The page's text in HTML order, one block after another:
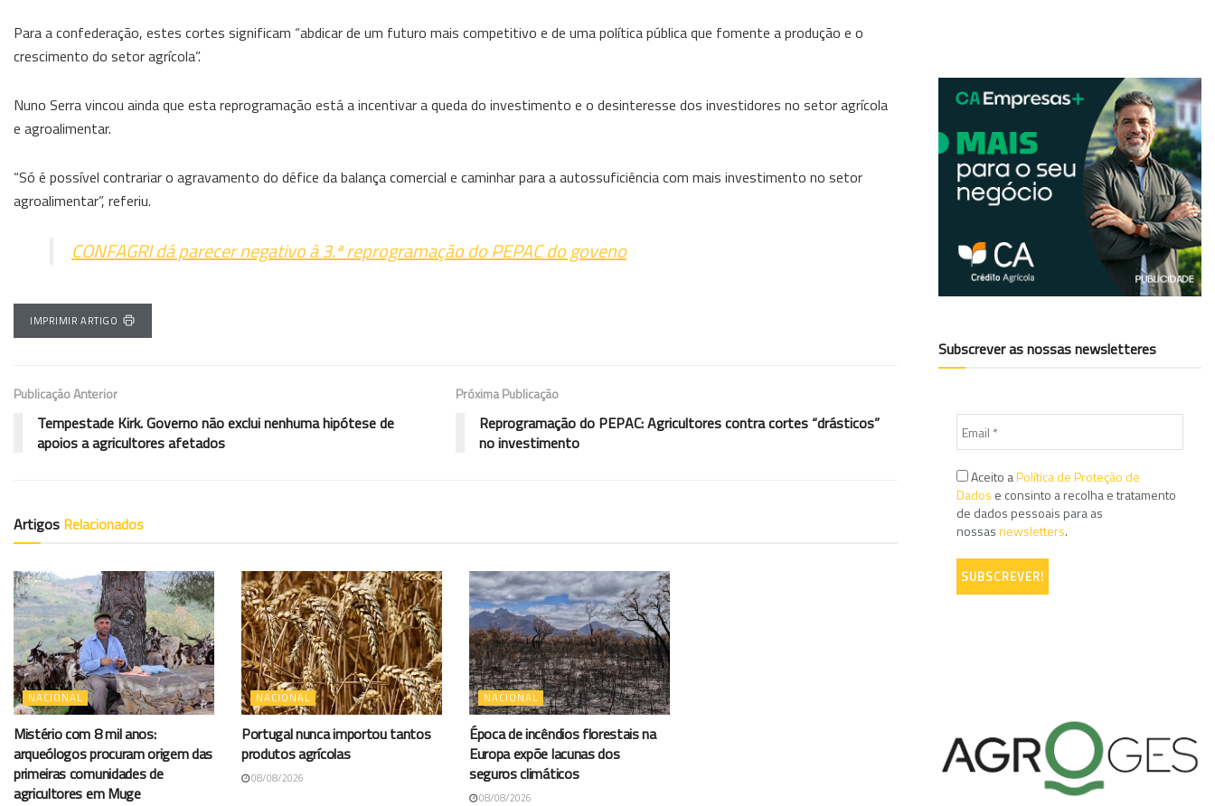
Para a confederação, estes cortes significam “abdicar de um futuro mais competitivo e de uma política pública que fomente a produção e o
crescimento do setor agrícola”.
Nuno Serra vincou ainda que esta reprogramação está a incentivar a queda do investimento e o desinteresse dos investidores no setor agrícola
e agroalimentar.
“Só é possível contrariar o agravamento do défice da balança comercial e caminhar para a autossuficiência com mais investimento no setor
agroalimentar”, referiu.
CONFAGRI dá parecer negativo à 3.ª reprogramação do PEPAC do goveno
IMPRIMIR ARTIGO
Publicação Anterior
Tempestade Kirk. Governo não exclui nenhuma hipótese de
apoios a agricultores afetados
Próxima Publicação
Reprogramação do PEPAC: Agricultores contra cortes “drásticos”
no investimento
Artigos Relacionados
NACIONAL
Mistério com 8 mil anos:
arqueólogos procuram origem das
primeiras comunidades de
agricultores em Muge
NACIONAL
Portugal nunca importou tantos
produtos agrícolas
08/08/2026
NACIONAL
Época de incêndios florestais na
Europa expõe lacunas dos
seguros climáticos
08/08/2026
Subscrever as nossas newsletteres
Aceito aPolítica de Proteção de
Dados e consinto a recolha e tratamento
de dados pessoais para as
nossasnewsletters.